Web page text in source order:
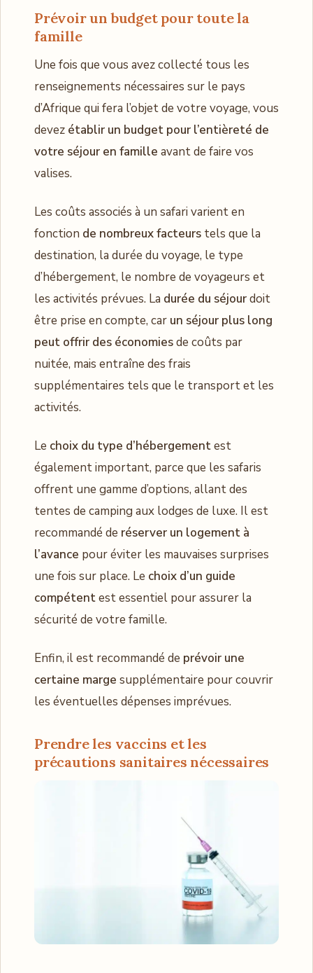
Prévoir un budget pour toute la
famille
Une fois que vous avez collecté tous les
renseignements nécessaires sur le pays
d’Afrique qui fera l’objet de votre voyage, vous
devez établir un budget pour l’entièreté de
votre séjour en famille avant de faire vos
valises.
Les coûts associés à un safari varient en
fonction de nombreux facteurs tels que la
destination, la durée du voyage, le type
d’hébergement, le nombre de voyageurs et
les activités prévues. La durée du séjourdoit
être prise en compte, car un séjour plus long
peut offrir des économiesde coûts par
nuitée, mais entraîne des frais
supplémentaires tels que le transport et les
activités.
Le choix du type d’hébergementest
également important, parce que les safaris
offrent une gamme d’options, allant des
tentes de camping aux lodges de luxe. Il est
recommandé de réserver un logement à
l’avance pour éviter les mauvaises surprises
une fois sur place. Le choix d’un guide
compétentest essentiel pour assurer la
sécurité de votre famille.
Enfin, il est recommandé de prévoir une
certaine marge supplémentaire pour couvrir
les éventuelles dépenses imprévues.
Prendre les vaccins et les
précautions sanitaires nécessaires